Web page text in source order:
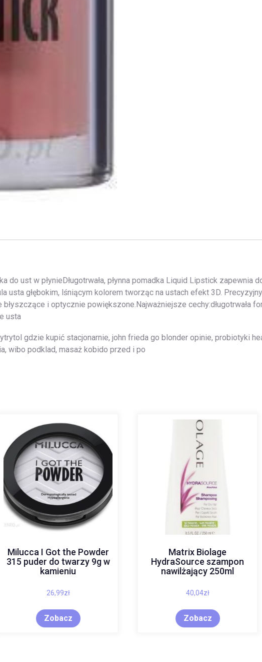
do ust w płynieDługotrwała, płynna pomadka Liquid Lipstick zapewnia
usta głębokim, lśniącym kolorem tworząc na ustach efekt 3D.
i optycznie powiększone.Najważniejsze cechy:długotrwała
usta
gdzie kupić stacjonarnie, john frieda go blonder opinie, probiotyki
wibo podklad, masaż kobido przed i po
Milucca I Got the Powder
315 puder do twarzy 9g w
kamieniu
26,99zł
Zobacz
Matrix Biolage
HydraSource szampon
nawilżający 250ml
40,04zł
Zobacz